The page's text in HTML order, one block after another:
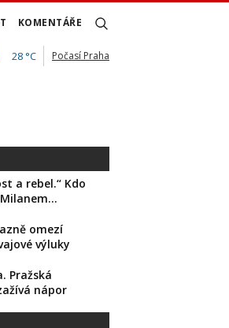
KOMENTÁŘE
28 °C Počasí Praha
a rebel.“ Kdo
omezí
výluky
Pražská
nápor